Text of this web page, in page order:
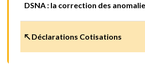
DSNA : la correction des
↖ Déclarations Cotisations